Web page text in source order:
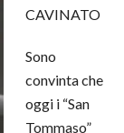
CAVINATO
Sono
convinta che
oggi i “San
Tommaso”